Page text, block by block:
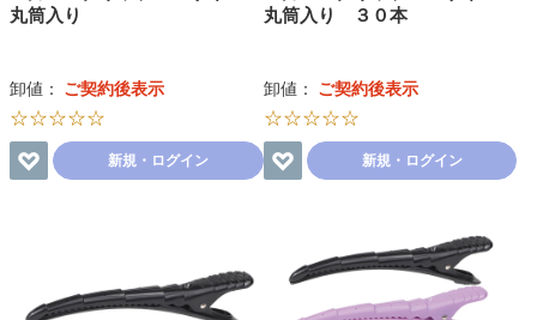
丸筒入り
卸値： ご契約後表示
☆☆☆☆☆
新規・ログイン
丸筒入り ３０本
卸値： ご契約後表示
☆☆☆☆☆
新規・ログイン